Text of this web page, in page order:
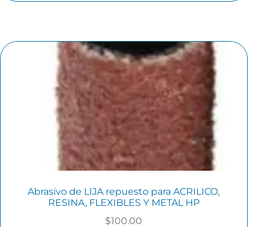
Abrasivo de LIJA repuesto para ACRILICO,
RESINA, FLEXIBLES Y METAL HP
$100.00